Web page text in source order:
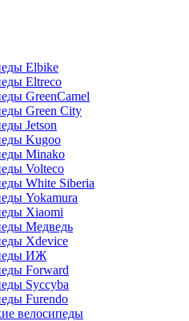
Elbike
Eltreco
GreenCamel
Green City
Jetson
Kugoo
Minako
Volteco
White Siberia
Yokamura
Xiaomi
Медведь
Xdevice
ИЖ
Forward
Syccyba
Furendo
велосипеды